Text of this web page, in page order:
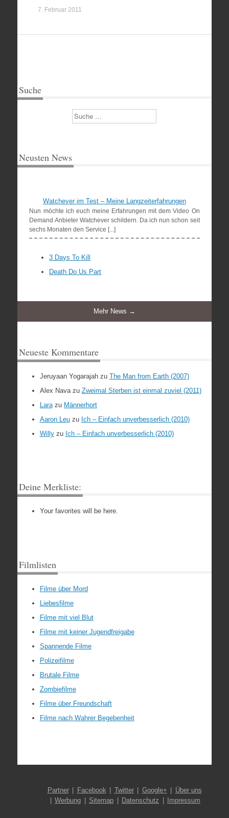
7. Februar 2011
Suche
Suchen
Neusten News
Watchever im Test – Meine Langzeiterfahrungen
Nun möchte ich euch meine Erfahrungen mit dem Video On
Demand Anbieter Watchever schildern. Da ich nun schon seit
sechs Monaten den Service [...]
3 Days To Kill
Death Do Us Part
Mehr News →
Neueste Kommentare
Jeruyaan Yogarajahzu The Man from Earth (2007)
Alex Navazu Zweimal Sterben ist einmal zuviel (2011)
Larazu Männerhort
Aaron Leuzu Ich – Einfach unverbesserlich (2010)
Willyzu Ich – Einfach unverbesserlich (2010)
Deine Merkliste:
Your favorites will be here.
Filmlisten
Filme über Mord
Liebesfilme
Filme mit viel Blut
Filme mit keiner Jugendfreigabe
Spannende Filme
Polizeifilme
Brutale Filme
Zombiefilme
Filme über Freundschaft
Filme nach Wahrer Begebenheit
Partner Facebook Twitter Google+
Über uns
Werbung
Sitemap Datenschutz Impressum